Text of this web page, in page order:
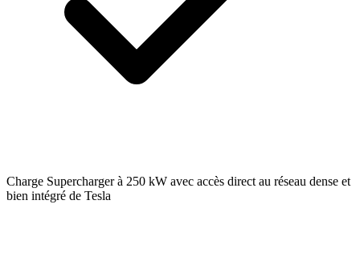
Charge Supercharger à 250 kW avec accès direct au réseau dense et
bien intégré de Tesla